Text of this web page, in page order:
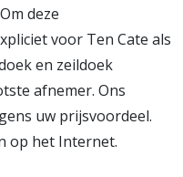
deze
voor Ten Cate als
en zeildoek
afnemer. Ons
uw prijsvoordeel.
op het Internet.